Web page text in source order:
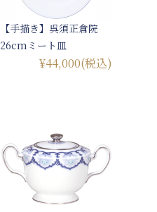
【手描き】呉須正倉院
26cmミート皿
¥44,000(税込)